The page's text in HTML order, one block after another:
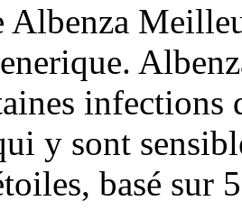
Albenza
infections
y sont
basé sur